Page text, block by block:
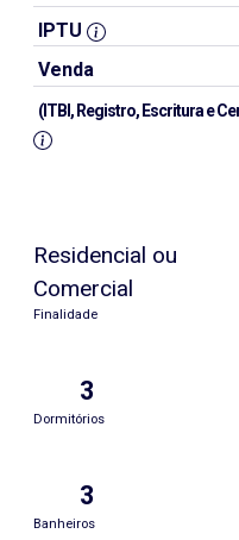
IPTU
Venda
(ITBI, Registro, Escritura e
Residencial ou
Comercial
Finalidade
3
Dormitórios
3
Banheiros